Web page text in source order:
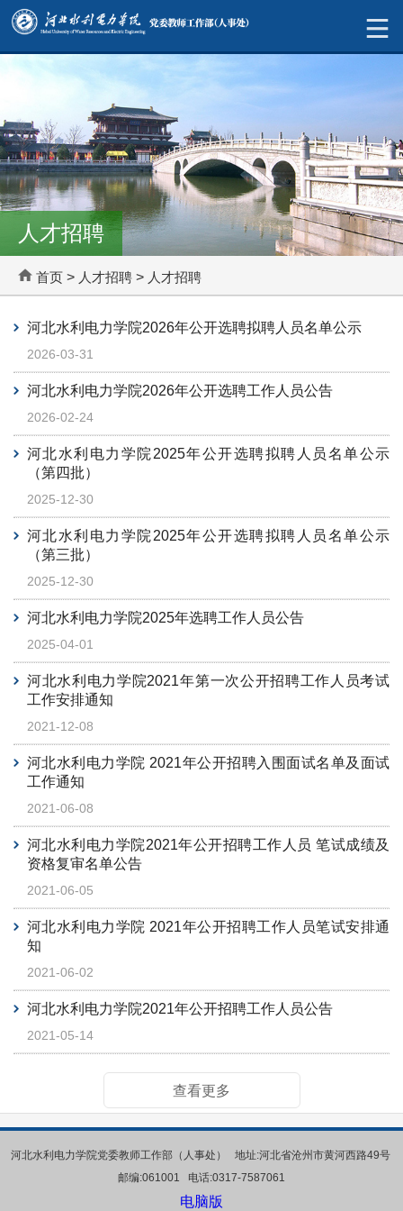
人才招聘
首页 > 人才招聘 > 人才招聘
河北水利电力学院2026年公开选聘拟聘人员名单公示
2026-03-31
河北水利电力学院2026年公开选聘工作人员公告
2026-02-24
河北水利电力学院2025年公开选聘拟聘人员名单公示
（第四批）
2025-12-30
河北水利电力学院2025年公开选聘拟聘人员名单公示
（第三批）
2025-12-30
河北水利电力学院2025年选聘工作人员公告
2025-04-01
河北水利电力学院2021年第一次公开招聘工作人员考试
工作安排通知
2021-12-08
河北水利电力学院 2021年公开招聘入围面试名单及面试
工作通知
2021-06-08
河北水利电力学院2021年公开招聘工作人员 笔试成绩及
资格复审名单公告
2021-06-05
河北水利电力学院 2021年公开招聘工作人员笔试安排通
知
2021-06-02
河北水利电力学院2021年公开招聘工作人员公告
2021-05-14
查看更多
河北水利电力学院党委教师工作部（人事处） 地址:河北省沧州市黄河西路49号
邮编:061001 电话:0317-7587061 ‍
电脑版